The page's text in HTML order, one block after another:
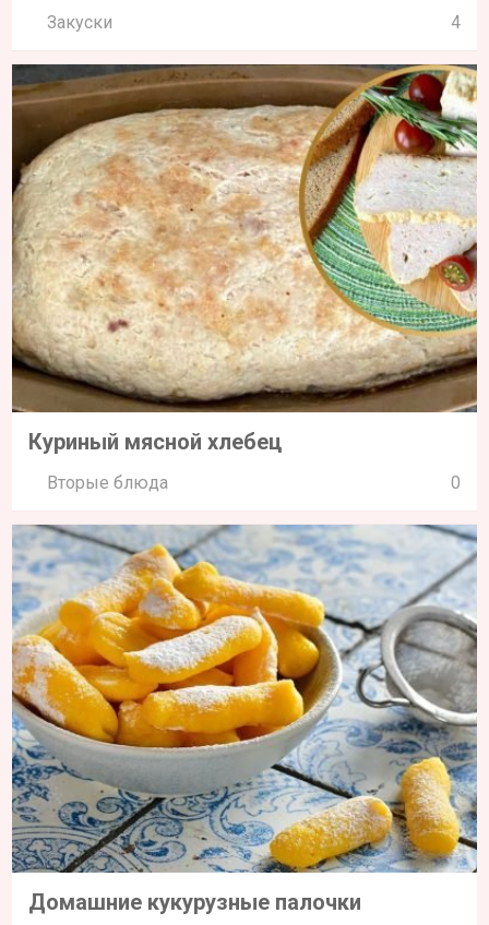
Закуски 4
Куриный мясной хлебец
Вторые блюда 0
Домашние кукурузные палочки